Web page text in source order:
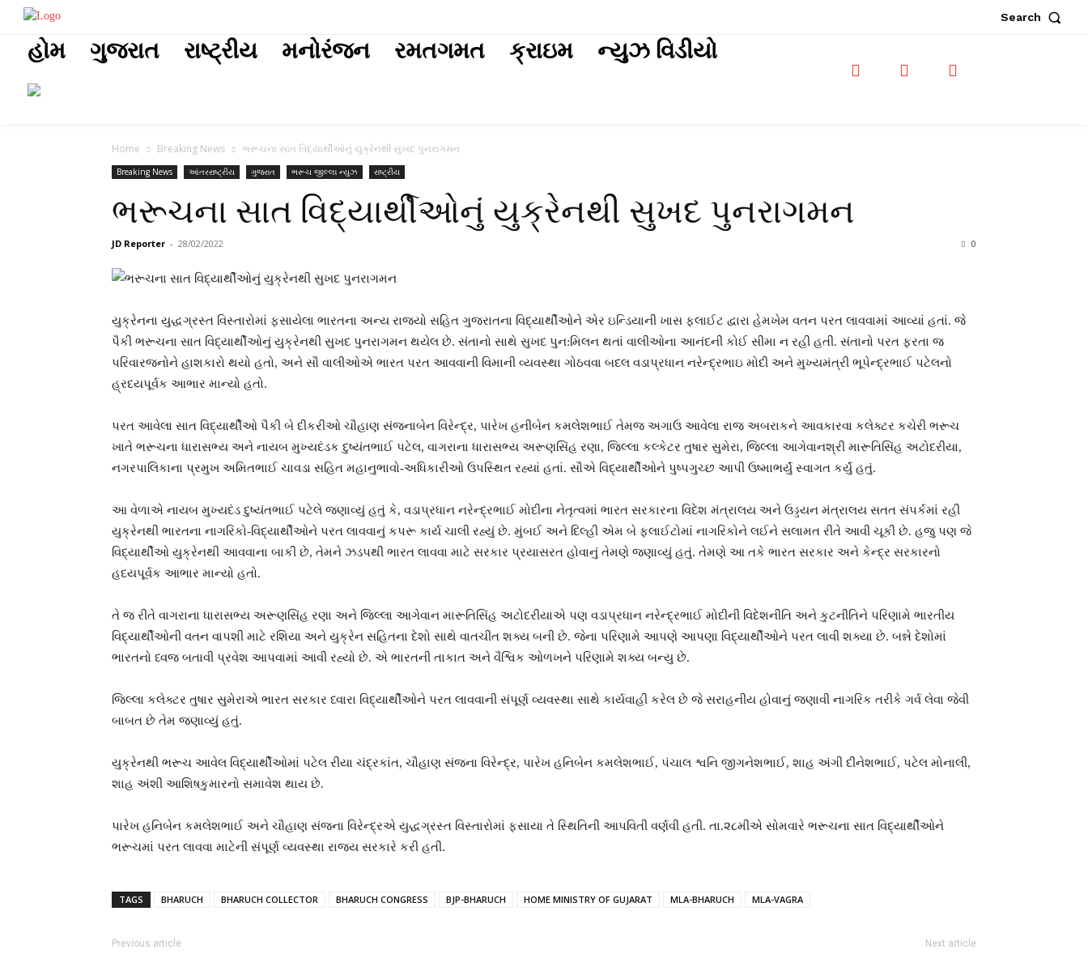
Search
હોમ ગુજરાત રાષ્ટ્રીય મનોરંજન રમતગમત ક્રાઇમ ન્યુઝ વિડીયો
Home Breaking News ભરૂચના સાત વિદ્યાર્થીઓનું યુક્રેનથી સુખદ પુનરાગમન
Breaking News આંતરરાષ્ટ્રીય ગુજરાત ભરૂચ જીલ્લા ન્યુઝ રાષ્ટ્રીય
ભરૂચના સાત વિદ્યાર્થીઓનું યુક્રેનથી સુખદ પુનરાગમન
JD Reporter - 28/02/2022 0
યુક્રેનના યુદ્ધગ્રસ્ત વિસ્તારોમાં ફસાયેલા ભારતના અન્ય રાજ્યો સહિત ગુજરાતના વિદ્યાર્થીઓને એર ઇન્ડિયાની ખાસ ફ્લાઈટ દ્વારા હેમખેમ વતન પરત લાવવામાં આવ્યાં હતાં. જે
પૈકી ભરૂચના સાત વિદ્યાર્થીઓનું યુક્રેનથી સુખદ પુનરાગમન થયેલ છે. સંતાનો સાથે સુખદ પુન:મિલન થતાં વાલીઓના આનંદની કોઈ સીમા ન રહી હતી. સંતાનો પરત ફરતા જ
પરિવારજનોને હાશકારો થયો હતો, અને સૌ વાલીઓએ ભારત પરત આવવાની વિમાની વ્યવસ્થા ગોઠવવા બદલ વડાપ્રધાન નરેન્દ્રભાઇ મોદી અને મુખ્યમંત્રી ભૂપેન્દ્રભાઈ પટેલનો
હ્રદયપૂર્વક આભાર માન્યો હતો.
પરત આવેલા સાત વિદ્યાર્થીઓ પૈકી બે દીકરીઓ ચૌહાણ સંજનાબેન વિરેન્દ્ર, પારેખ હનીબેન કમલેશભાઈ તેમજ અગાઉ આવેલા રાજ અબરાકને આવકારવા કલેક્ટર કચેરી ભરૂચ
ખાતે ભરૂચના ધારાસભ્ય અને નાયબ મુખ્યદંડક દુષ્યંતભાઈ પટેલ, વાગરાના ધારાસભ્ય અરૂણસિંહ રણા, જિલ્લા કલ્કેટર તુષાર સુમેરા, જિલ્લા આગેવાનશ્રી મારૂતિસિંહ અટોદરીયા,
નગરપાલિકાના પ્રમુખ અમિતભાઈ ચાવડા સહિત મહાનુભાવો-અધિકારીઓ ઉપસ્થિત રહ્યાં હતાં. સૌએ વિદ્યાર્થીઓને પુષ્પગુચ્છ આપી ઉષ્માભર્યું સ્વાગત કર્યું હતું.
આ વેળાએ નાયબ મુખ્યદંડ દુષ્યંતભાઈ પટેલે જણાવ્યું હતું કે, વડાપ્રધાન નરેન્દ્રભાઈ મોદીના નેતૃત્વમાં ભારત સરકારના વિદેશ મંત્રાલય અને ઉડ્ડયન મંત્રાલય સતત સંપર્કમાં રહી
યુક્રેનથી ભારતના નાગરિકો-વિદ્યાર્થીઓને પરત લાવવાનું કપરૂ કાર્ય ચાલી રહ્યું છે. મુંબઈ અને દિલ્હી એમ બે ફલાઈટોમાં નાગરિકોને લઈને સલામત રીતે આવી ચૂકી છે. હજુ પણ જે
વિદ્યાર્થીઓ યુક્રેનથી આવવાના બાકી છે, તેમને ઝડપથી ભારત લાવવા માટે સરકાર પ્રયાસરત હોવાનું તેમણે જણાવ્યું હતું. તેમણે આ તકે ભારત સરકાર અને કેન્દ્ર સરકારનો
હદયપૂર્વક આભાર માન્યો હતો.
તે જ રીતે વાગરાના ધારાસભ્ય અરૂણસિંહ રણા અને જિલ્લા આગેવાન મારૂતિસિંહ અટોદરીયાએ પણ વડાપ્રધાન નરેન્દ્રભાઈ મોદીની વિદેશનીતિ અને કુટનીતિને પરિણામે ભારતીય
વિદ્યાર્થીઓની વતન વાપશી માટે રશિયા અને યુક્રેન સહિતના દેશો સાથે વાતચીત શક્ય બની છે. જેના પરિણામે આપણે આપણા વિદ્યાર્થીઓને પરત લાવી શક્યા છે. બન્ને દેશોમાં
ભારતનો ધ્વજ બતાવી પ્રવેશ આપવામાં આવી રહ્યો છે. એ ભારતની તાકાત અને વૈશ્વિક ઓળખને પરિણામે શક્ય બન્યુ છે.
જિલ્લા કલેક્ટર તુષાર સુમેરાએ ભારત સરકાર ધ્વારા વિદ્યાર્થીઓને પરત લાવવાની સંપૂર્ણ વ્યવસ્થા સાથે કાર્યવાહી કરેલ છે જે સરાહનીય હોવાનું જણાવી નાગરિક તરીકે ગર્વ લેવા જેવી
બાબત છે તેમ જણાવ્યું હતું.
યુક્રેનથી ભરૂચ આવેલ વિદ્યાર્થીઓમાં પટેલ રીયા ચંદ્રકાંત, ચૌહાણ સંજના વિરેન્દ્ર, પારેખ હનિબેન કમલેશભાઈ, પંચાલ શ્વનિ જીગનેશભાઈ, શાહ અંગી દીનેશભાઈ, પટેલ મોનાલી,
શાહ અંશી આશિષકુમારનો સમાવેશ થાય છે.
પારેખ હનિબેન કમલેશભાઈ અને ચૌહાણ સંજના વિરેન્દ્રએ યુદ્ધગ્રસ્ત વિસ્તારોમાં ફસાયા તે સ્થિતિની આપવિતી વર્ણવી હતી. તા.૨૮મીએ સોમવારે ભરૂચના સાત વિદ્યાર્થીઓને
ભરૂચમાં પરત લાવવા માટેની સંપૂર્ણ વ્યવસ્થા રાજ્ય સરકારે કરી હતી.
TAGS BHARUCH BHARUCH COLLECTOR BHARUCH CONGRESS BJP-BHARUCH HOME MINISTRY OF GUJARAT MLA-BHARUCH MLA-VAGRA
Previous article Next article